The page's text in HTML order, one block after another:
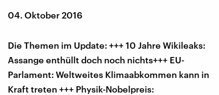
04. Oktober 2016
Die Themen im Update: +++ 10 Jahre Wikileaks:
Assange enthüllt doch noch nichts+++ EU-
Parlament: Weltweites Klimaabkommen kann in
Kraft treten +++ Physik-Nobelpreis: